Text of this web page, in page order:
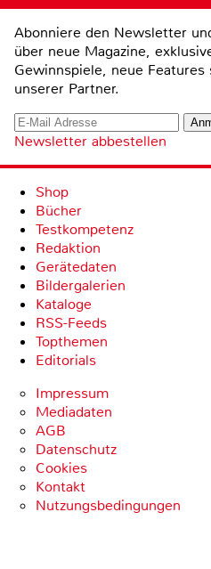
Abonniere den Newsletter
über neue Magazine,
Gewinnspiele, neue
unserer Partner.
Newsletter abbestellen
Shop
Bücher
Testkompetenz
Redaktion
Gerätedaten
Bildergalerien
Kataloge
RSS-Feeds
Topthemen
Editorials
Impressum
Mediadaten
AGB
Datenschutz
Cookies
Kontakt
Nutzungsbedingungen